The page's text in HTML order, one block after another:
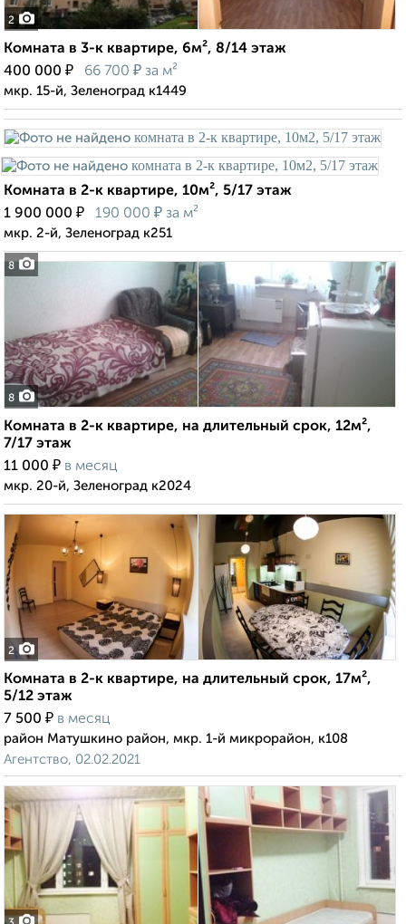
2
Комната в 3-к квартире, 6м², 8/14 этаж
400 000 ₽ 66 700 ₽ за м²
мкр. 15-й, Зеленоград к1449
8
Комната в 2-к квартире, 10м², 5/17 этаж
1 900 000 ₽ 190 000 ₽ за м²
мкр. 2-й, Зеленоград к251
8
Комната в 2-к квартире, на длительный срок, 12м²,
7/17 этаж
11 000 ₽ в месяц
мкр. 20-й, Зеленоград к2024
2
Комната в 2-к квартире, на длительный срок, 17м²,
5/12 этаж
7 500 ₽ в месяц
район Матушкино район, мкр. 1-й микрорайон, к108
Агентство, 02.02.2021